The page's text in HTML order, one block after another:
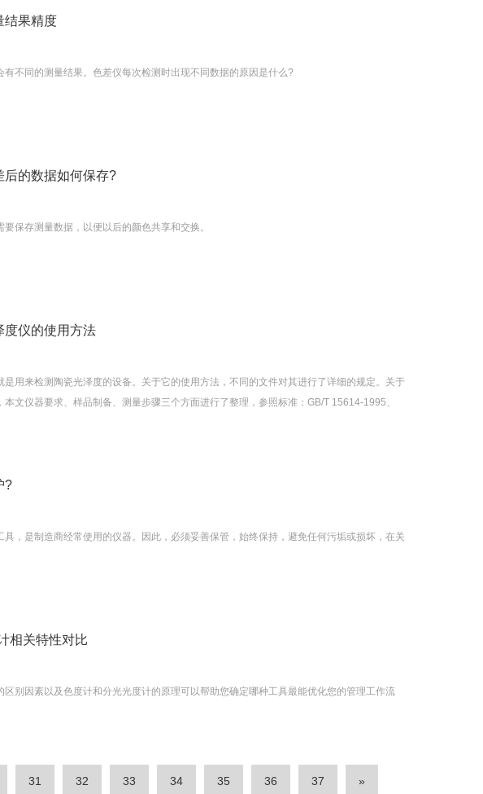
结果精度
有不同的测量结果。色差仪每次检测时出现不同数据的原因是什么?
后的数据如何保存?
保存测量数据，以便以后的颜色共享和交换。
度仪的使用方法
是用来检测陶瓷光泽度的设备。关于它的使用方法，不同的文件对其进行了详细的规定。关于
本文仪器要求、样品制备、测量步骤三个方面进行了整理，参照标准：GB/T 15614-1995、
?
具，是制造商经常使用的仪器。因此，必须妥善保管，始终保持，避免任何污垢或损坏，在关
相关特性对比
区别因素以及色度计和分光光度计的原理可以帮助您确定哪种工具最能优化您的管理工作流
31 32 33 34 35 36 37 »